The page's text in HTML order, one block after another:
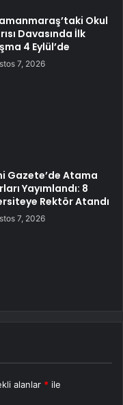
Okul
Davasında İlk
4 Eylül’de
7, 2026
Gazete’de Atama
Yayımlandı: 8
Rektör Atandı
7, 2026
alanlar * ile